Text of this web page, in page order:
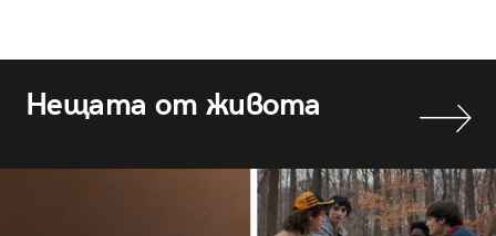
Нещата от живота